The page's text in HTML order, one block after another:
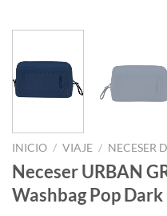
INICIO / VIAJE / NECESER
Neceser URBAN
Washbag Pop